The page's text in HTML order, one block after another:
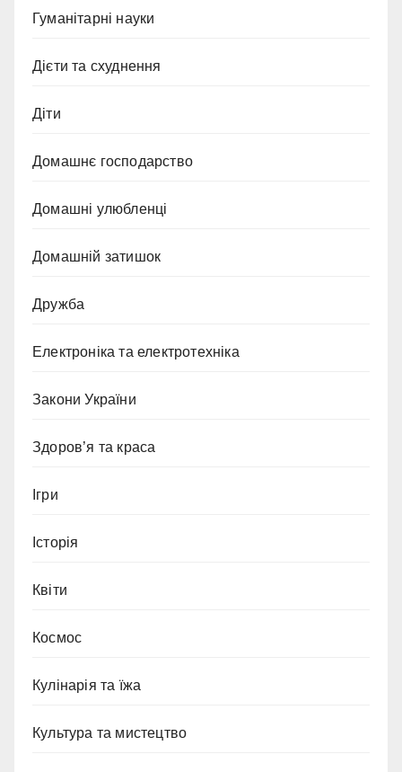
Гуманітарні науки
Дієти та схуднення
Діти
Домашнє господарство
Домашні улюбленці
Домашній затишок
Дружба
Електроніка та електротехніка
Закони України
Здоров’я та краса
Ігри
Історія
Квіти
Космос
Кулінарія та їжа
Культура та мистецтво